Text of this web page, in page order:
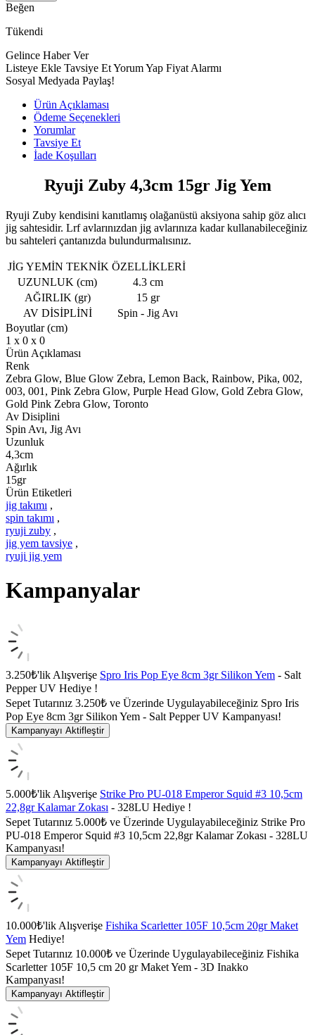
Beğen
Tükendi
Gelince Haber Ver
Listeye Ekle Tavsiye EtYorum Yap Fiyat Alarmı
Sosyal Medyada Paylaş!
Ürün Açıklaması
Ödeme Seçenekleri
Yorumlar
Tavsiye Et
İade Koşulları
Ryuji Zuby 4,3cm 15gr Jig Yem
Ryuji Zuby kendisini kanıtlamış olağanüstü aksiyona sahip göz alıcı
jig sahtesidir. Lrf avlarınızdan jig avlarınıza kadar kullanabileceğiniz
bu sahteleri çantanızda bulundurmalısınız.
JİG YEMİN TEKNİK ÖZELLİKLERİ
UZUNLUK (cm)
4.3 cm
AĞIRLIK (gr)
15 gr
AV DİSİPLİNİ
Spin - Jig Avı
Boyutlar (cm)
1 x 0 x 0
Ürün Açıklaması
Renk
Zebra Glow, Blue Glow Zebra, Lemon Back, Rainbow, Pika, 002,
003, 001, Pink Zebra Glow, Purple Head Glow, Gold Zebra Glow,
Gold Pink Zebra Glow, Toronto
Av Disiplini
Spin Avı, Jig Avı
Uzunluk
4,3cm
Ağırlık
15gr
Ürün Etiketleri
jig takımı ,
spin takımı ,
ryuji zuby ,
jig yem tavsiye ,
ryuji jig yem
Kampanyalar
3.250₺'lik Alışverişe Spro Iris Pop Eye 8cm 3gr Silikon Yem - Salt
Pepper UV Hediye !
Sepet Tutarınız 3.250₺ ve Üzerinde Uygulayabileceğiniz Spro Iris
Pop Eye 8cm 3gr Silikon Yem - Salt Pepper UV Kampanyası!
Kampanyayı Aktifleştir
5.000₺'lik Alışverişe Strike Pro PU-018 Emperor Squid #3 10,5cm
22,8gr Kalamar Zokası - 328LU Hediye !
Sepet Tutarınız 5.000₺ ve Üzerinde Uygulayabileceğiniz Strike Pro
PU-018 Emperor Squid #3 10,5cm 22,8gr Kalamar Zokası - 328LU
Kampanyası!
Kampanyayı Aktifleştir
10.000₺'lik Alışverişe Fishika Scarletter 105F 10,5cm 20gr Maket
Yem Hediye!
Sepet Tutarınız 10.000₺ ve Üzerinde Uygulayabileceğiniz Fishika
Scarletter 105F 10,5 cm 20 gr Maket Yem - 3D Inakko
Kampanyası!
Kampanyayı Aktifleştir